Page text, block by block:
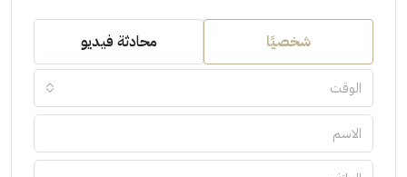
شخصيًا محادثة فيديو
الوقت